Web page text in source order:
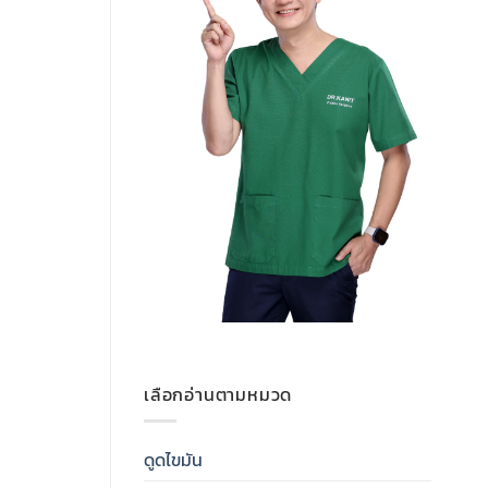
เลือกอ่านตามหมวด
ดูดไขมัน